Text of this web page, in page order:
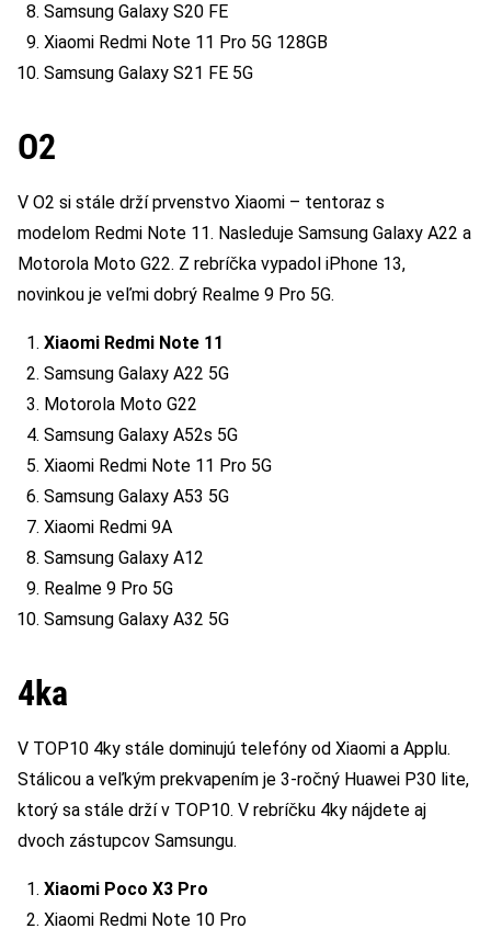
Samsung Galaxy S20 FE
Xiaomi Redmi Note 11 Pro 5G 128GB
Samsung Galaxy S21 FE 5G
O2
V O2 si stále drží prvenstvo Xiaomi – tentoraz s
modelom Redmi Note 11. Nasleduje Samsung Galaxy A22 a
Motorola Moto G22. Z rebríčka vypadol iPhone 13,
novinkou je veľmi dobrý Realme 9 Pro 5G.
Xiaomi Redmi Note 11
Samsung Galaxy A22 5G
Motorola Moto G22
Samsung Galaxy A52s 5G
Xiaomi Redmi Note 11 Pro 5G
Samsung Galaxy A53 5G
Xiaomi Redmi 9A
Samsung Galaxy A12
Realme 9 Pro 5G
Samsung Galaxy A32 5G
4ka
V TOP10 4ky stále dominujú telefóny od Xiaomi a Applu.
Stálicou a veľkým prekvapením je 3-ročný Huawei P30 lite,
ktorý sa stále drží v TOP10. V rebríčku 4ky nájdete aj
dvoch zástupcov Samsungu.
Xiaomi Poco X3 Pro
Xiaomi Redmi Note 10 Pro